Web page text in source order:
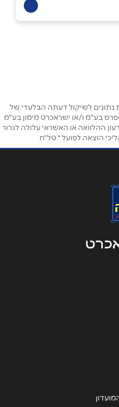
לשיקול דעתה הבלעדי של
בע"מ ו/או ישראכרט מימון בע"מ
ההלוואה או האשראי עלולה לגרור
הוצאה לפועל * טל"ח